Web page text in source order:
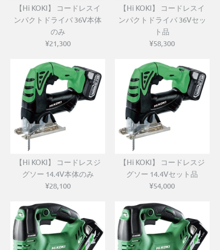
【Hi KOKI】 コードレスイ
ンパクトドライバ 36V本体
のみ
¥21,300
【Hi KOKI】 コードレスイ
ンパクトドライバ 36Vセッ
ト品
¥58,300
【Hi KOKI】 コードレスジ
グソー 14.4V本体のみ
¥28,100
【Hi KOKI】 コードレスジ
グソー 14.4Vセット品
¥54,000